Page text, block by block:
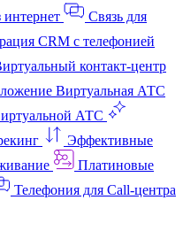
интернет
Связь для
CRM с телефонией
контакт‑центр
Виртуальная АТС
АТС
Эффективные
Платиновые
Телефония для Call-центра